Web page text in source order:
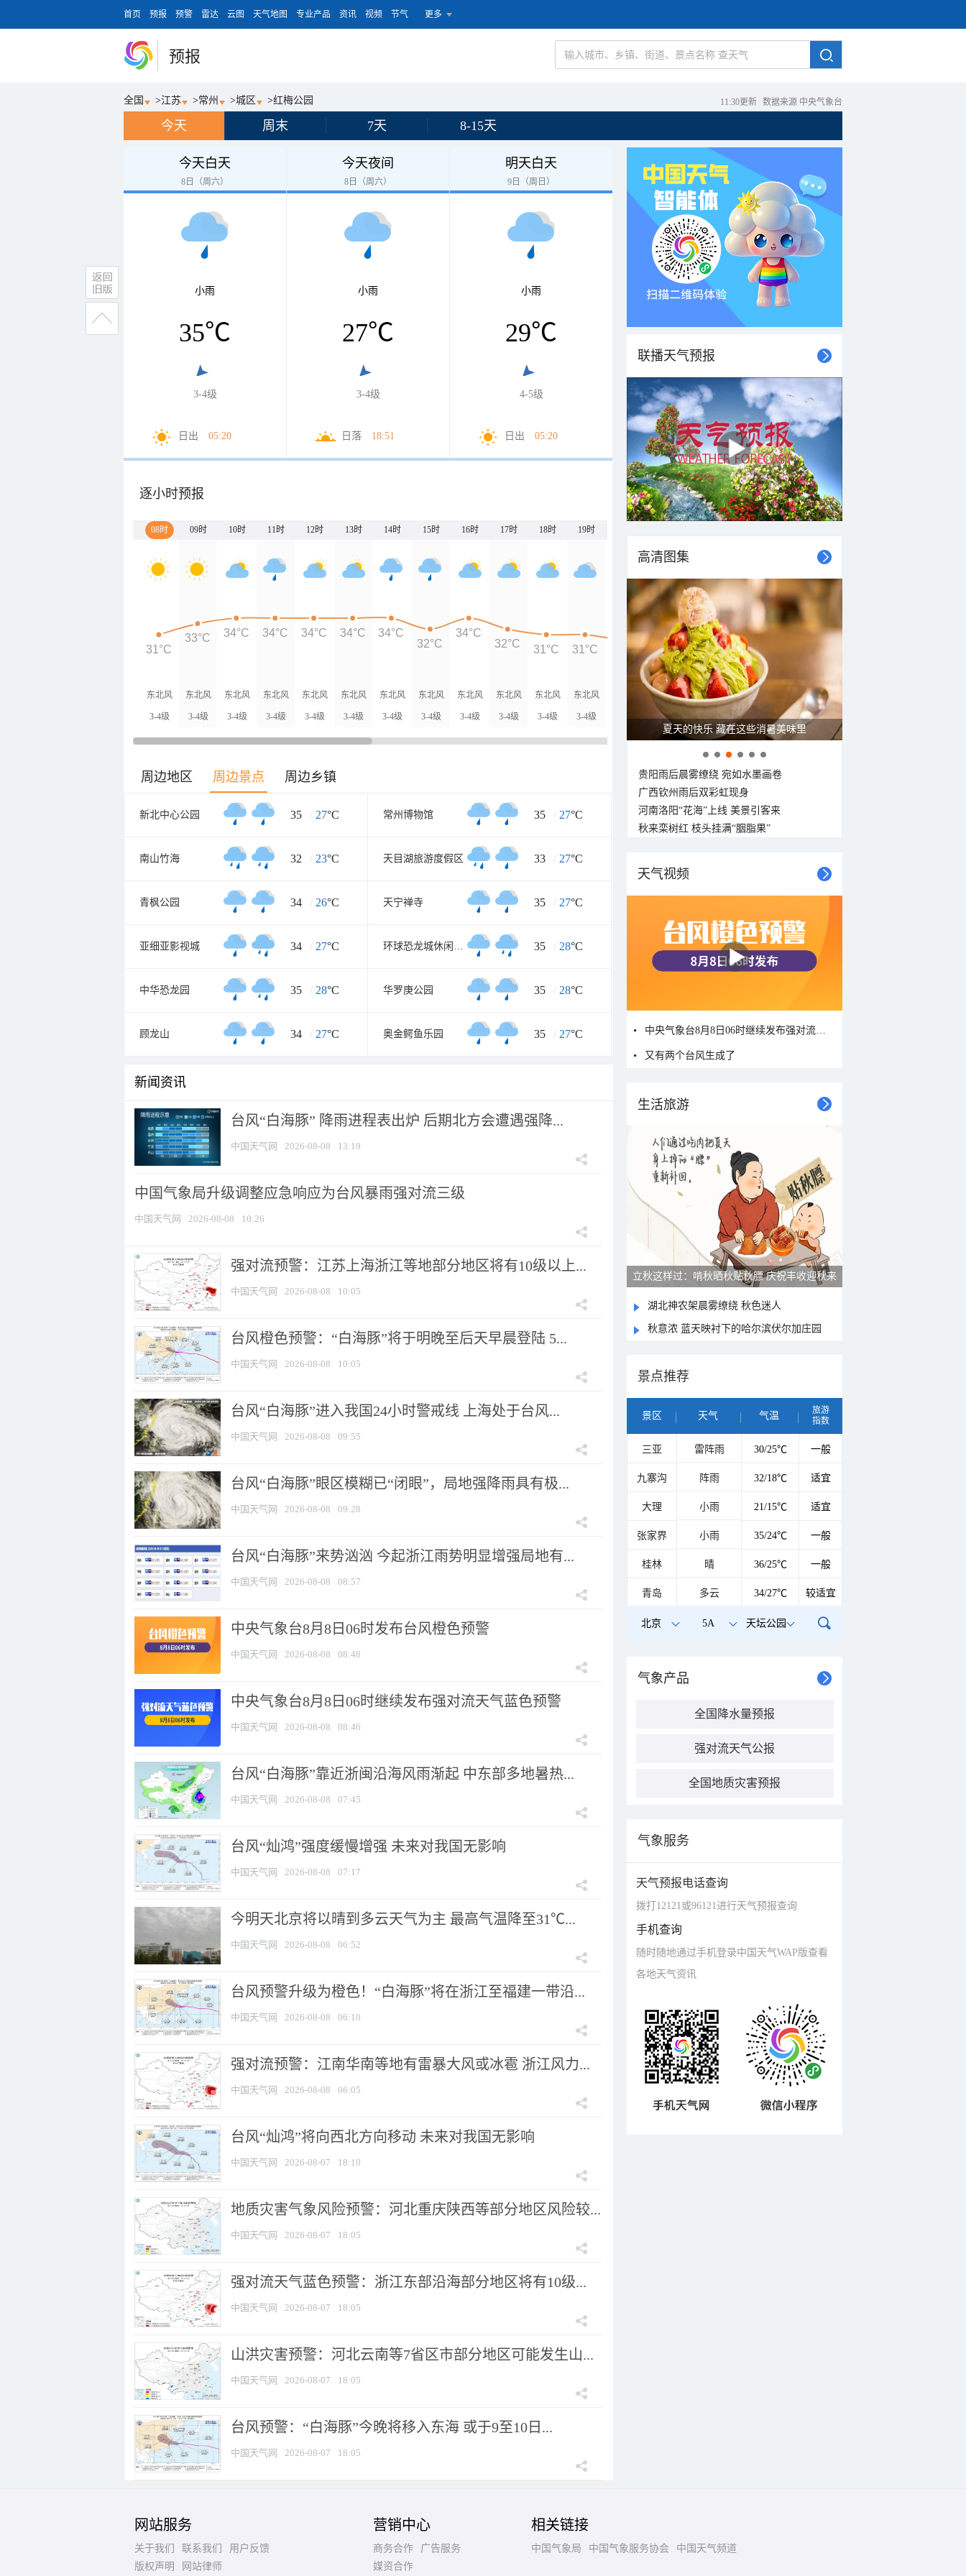
首页 预报 预警 雷达 云图 天气地图 专业产品 资讯 视频 节气 更多
预报
全国 >江苏 >常州 >城区 >红梅公园 11:30更新 数据来源 中央气象台
今天 周末 7天 8-15天
今天白天
8日（周六）
小雨
35℃
3-4级
日出 05:20
今天夜间
8日（周六）
小雨
27℃
3-4级
日落 18:51
明天白天
9日（周日）
小雨
29℃
4-5级
日出 05:20
逐小时预报
08时 09时 10时 11时 12时 13时 14时 15时 16时 17时 18时 19时
东北风
3-4级
东北风
3-4级
东北风
3-4级
东北风
3-4级
东北风
3-4级
东北风
3-4级
东北风
3-4级
东北风
3-4级
东北风
3-4级
东北风
3-4级
东北风
3-4级
东北风
3-4级 3-4级
东北风
3-4级
东北风
3-4级
东北风
3-4级 3-4级
北风
3-4级
31°C
33°C 34°C 34°C 34°C 34°C 34°C
32°C
34°C
32°C 31°C 31°C 30°C 30°C 30°C 30°C
周边地区 周边景点 周边乡镇
新北中心公园 35 / 27°C 常州博物馆 35 / 27°C
南山竹海 32 / 23°C 天目湖旅游度假区 33 / 27°C
青枫公园 34 / 26°C 天宁禅寺 35 / 27°C
亚细亚影视城 34 / 27°C 环球恐龙城休闲旅游区 35 / 28°C
中华恐龙园 35 / 28°C 华罗庚公园 35 / 28°C
顾龙山 34 / 27°C 奥金鳄鱼乐园 35 / 27°C
新闻资讯
台风“白海豚” 降雨进程表出炉 后期北方会遭遇强降...
中国天气网 2026-08-08 13:19
中国气象局升级调整应急响应为台风暴雨强对流三级
中国天气网 2026-08-08 10:26
强对流预警：江苏上海浙江等地部分地区将有10级以上...
中国天气网 2026-08-08 10:05
台风橙色预警：“白海豚”将于明晚至后天早晨登陆 5...
中国天气网 2026-08-08 10:05
台风“白海豚”进入我国24小时警戒线 上海处于台风...
中国天气网 2026-08-08 09:55
台风“白海豚”眼区模糊已“闭眼”，局地强降雨具有极...
中国天气网 2026-08-08 09:28
台风“白海豚”来势汹汹 今起浙江雨势明显增强局地有...
中国天气网 2026-08-08 08:57
中央气象台8月8日06时发布台风橙色预警
中国天气网 2026-08-08 08:48
中央气象台8月8日06时继续发布强对流天气蓝色预警
中国天气网 2026-08-08 08:46
台风“白海豚”靠近浙闽沿海风雨渐起 中东部多地暑热...
中国天气网 2026-08-08 07:45
台风“灿鸿”强度缓慢增强 未来对我国无影响
中国天气网 2026-08-08 07:17
今明天北京将以晴到多云天气为主 最高气温降至31℃...
中国天气网 2026-08-08 06:52
台风预警升级为橙色！“白海豚”将在浙江至福建一带沿...
中国天气网 2026-08-08 06:10
强对流预警：江南华南等地有雷暴大风或冰雹 浙江风力...
中国天气网 2026-08-08 06:05
台风“灿鸿”将向西北方向移动 未来对我国无影响
中国天气网 2026-08-07 18:10
地质灾害气象风险预警：河北重庆陕西等部分地区风险较...
中国天气网 2026-08-07 18:05
强对流天气蓝色预警：浙江东部沿海部分地区将有10级...
中国天气网 2026-08-07 18:05
山洪灾害预警：河北云南等7省区市部分地区可能发生山...
中国天气网 2026-08-07 18:05
台风预警：“白海豚”今晚将移入东海 或于9至10日...
中国天气网 2026-08-07 18:05
联播天气预报
高清图集
夏天的快乐 藏在这些消暑美味里
贵阳雨后晨雾缭绕 宛如水墨画卷
广西钦州雨后双彩虹现身
河南洛阳“花海”上线 美景引客来
秋来栾树红 枝头挂满“胭脂果”
天气视频
中央气象台8月8日06时继续发布强对流天气蓝色预警
又有两个台风生成了
生活旅游
立秋这样过：啃秋晒秋贴秋膘 庆祝丰收迎秋来
湖北神农架晨雾缭绕 秋色迷人
秋意浓 蓝天映衬下的哈尔滨伏尔加庄园
景点推荐
景区 天气 气温
旅游
指数
三亚 雷阵雨 30/25℃ 一般
九寨沟 阵雨 32/18℃ 适宜
大理 小雨 21/15℃ 适宜
张家界 小雨 35/24℃ 一般
桂林 晴 36/25℃ 一般
青岛 多云 34/27℃ 较适宜
北京 5A 天坛公园
气象产品
全国降水量预报
强对流天气公报
全国地质灾害预报
气象服务
天气预报电话查询
拨打12121或96121进行天气预报查询
手机查询
随时随地通过手机登录中国天气WAP版查看
各地天气资讯
网站服务
关于我们 联系我们
用户反馈
版权声明
网站律师
营销中心
商务合作
广告服务
媒资合作
相关链接
中国气象局 中国气象服务协会 中国天气频道